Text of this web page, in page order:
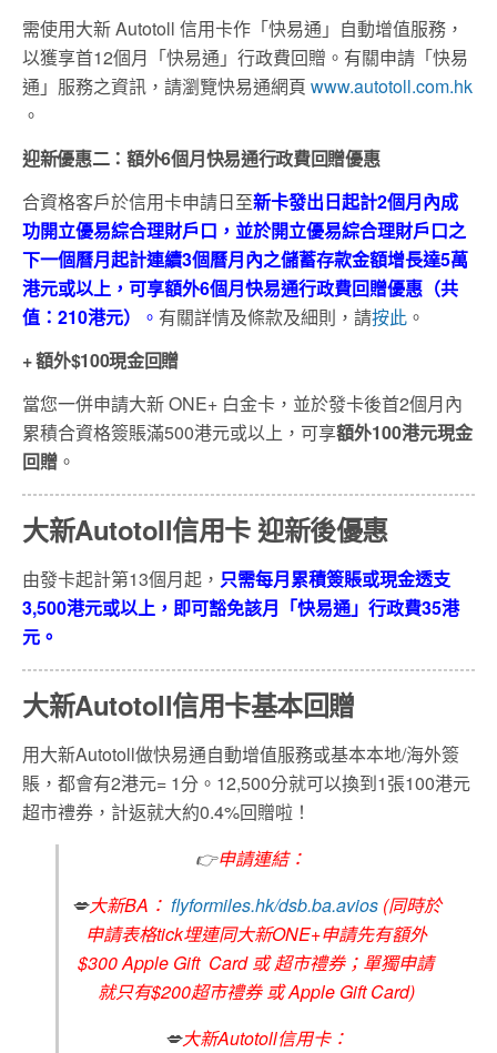
需使用大新 Autotoll 信用卡作「快易通」自動增值服務，
以獲享首12個月「快易通」行政費回贈。有關申請「快易
通」服務之資訊，請瀏覽快易通網頁 www.autotoll.com.hk
。
迎新優惠二：額外6個月快易通行政費回贈優惠
合資格客戶於信用卡申請日至新卡發出日起計2個月內成
功開立優易綜合理財戶口，並於開立優易綜合理財戶口之
下一個曆月起計連續3個曆月內之儲蓄存款金額增長達5萬
港元或以上，可享額外6個月快易通行政費回贈優惠（共
值： 210港元） 。 有關詳情及條款及細則，請按此 。
+ 額外$100現金回贈
當您一併申請大新 ONE+ 白金卡，並於發卡後首2個月內
累積合資格簽賬滿500港元或以上，可享額外100港元現金
回贈 。
大新Autotoll信用卡 迎新後優惠
由發卡起計第13個月起， 只需每月累積簽賬或現金透支
3,500港元或以上，即可豁免該月「快易通」行政費35港
元。
大新Autotoll信用卡基本回贈
用大新Autotoll做快易通自動增值服務或基本本地/海外簽
賬，都會有2港元= 1分。12,500分就可以換到1張100港元
超市禮券，計返就大約0.4%回贈啦！
👉申請連結：
💋大新BA： flyformiles.hk/dsb.ba.avios(同時於
申請表格tick埋連同大新ONE+申請先有額外
$300 Apple Gift Card 或 超市禮券；單獨申請
就只有$200超市禮券 或 Apple Gift Card)
💋大新Autotoll信用卡：